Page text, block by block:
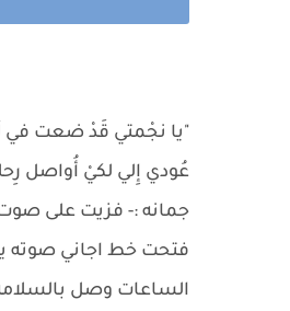
"يا نجْمتي قَدْ ضعت في
‏عُودي إِلي لكيْ أُواصل
جمانه :- فزيت على صوت
فتحت خط اجاني صوته
الساعات وصل